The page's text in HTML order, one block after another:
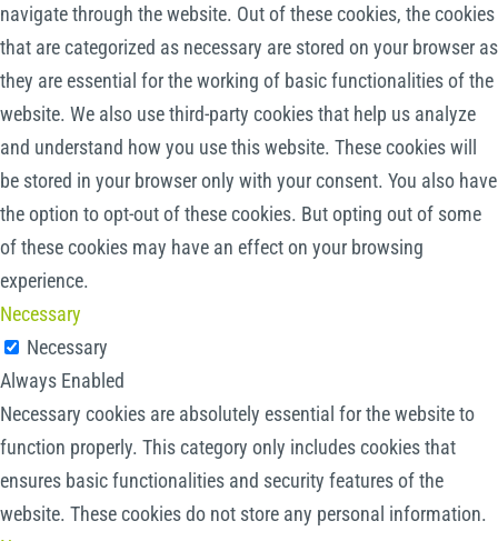
navigate through the website. Out of these cookies, the cookies
that are categorized as necessary are stored on your browser as
they are essential for the working of basic functionalities of the
website. We also use third-party cookies that help us analyze
and understand how you use this website. These cookies will
be stored in your browser only with your consent. You also have
the option to opt-out of these cookies. But opting out of some
of these cookies may have an effect on your browsing
experience.
Necessary
Necessary
Always Enabled
Necessary cookies are absolutely essential for the website to
function properly. This category only includes cookies that
ensures basic functionalities and security features of the
website. These cookies do not store any personal information.